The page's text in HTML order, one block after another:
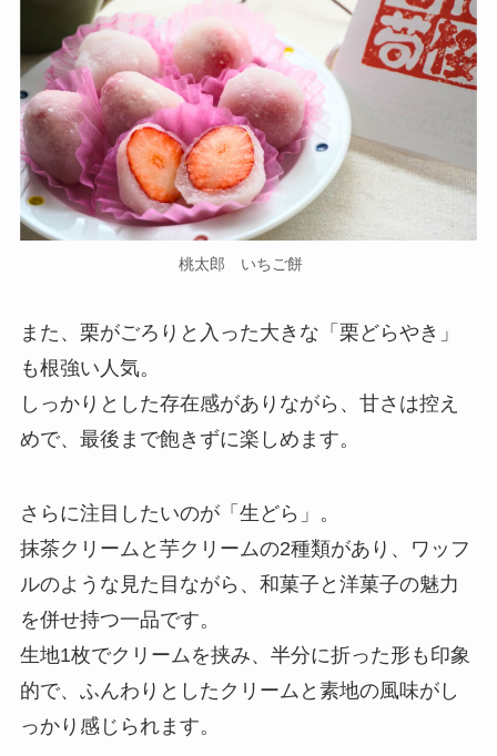
桃太郎 いちご餅
また、栗がごろりと入った大きな「栗どらやき」
も根強い人気。
しっかりとした存在感がありながら、甘さは控え
めで、最後まで飽きずに楽しめます。
さらに注目したいのが「生どら」。
抹茶クリームと芋クリームの2種類があり、ワッフ
ルのような見た目ながら、和菓子と洋菓子の魅力
を併せ持つ一品です。
生地1枚でクリームを挟み、半分に折った形も印象
的で、ふんわりとしたクリームと素地の風味がし
っかり感じられます。